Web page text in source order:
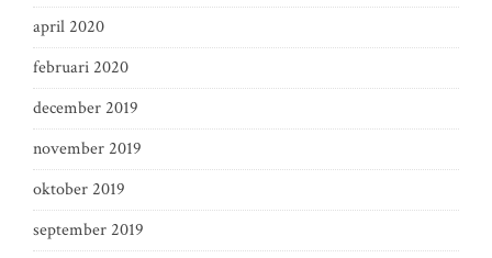
april 2020
februari 2020
december 2019
november 2019
oktober 2019
september 2019